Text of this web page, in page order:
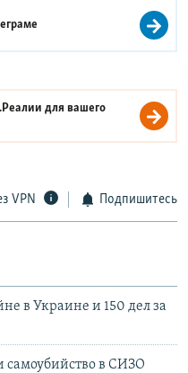
для вашего
VPN Подпишитесь
в Украине и 150 дел за
самоубийство в СИЗО